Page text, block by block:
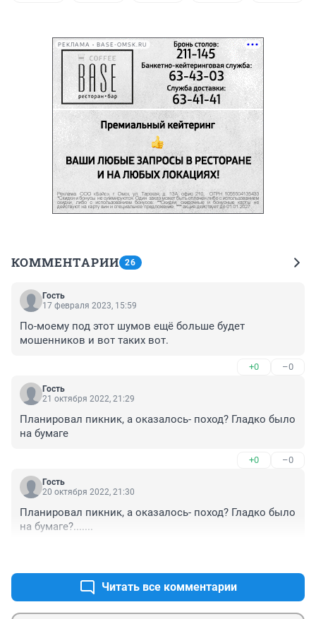
РЕКЛАМА • BASE-OMSK.RU
КОММЕНТАРИИ 26
Гость
17 февраля 2023, 15:59
По-моему под этот шумов ещё больше будет
мошенников и вот таких вот.
+0 –0
Гость
21 октября 2022, 21:29
Планировал пикник, а оказалось- поход? Гладко было
на бумаге
+0 –0
Гость
20 октября 2022, 21:30
Планировал пикник, а оказалось- поход? Гладко было
на бумаге?.......
Читать все комментарии